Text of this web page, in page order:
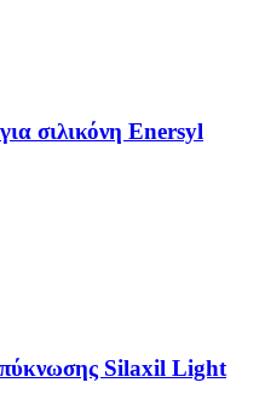
σιλικόνη Enersyl
Silaxil Light